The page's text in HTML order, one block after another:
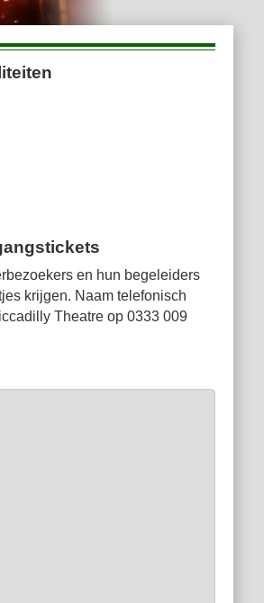
en hun begeleiders
krijgen. Naam telefonisch
Theatre op 0333 009